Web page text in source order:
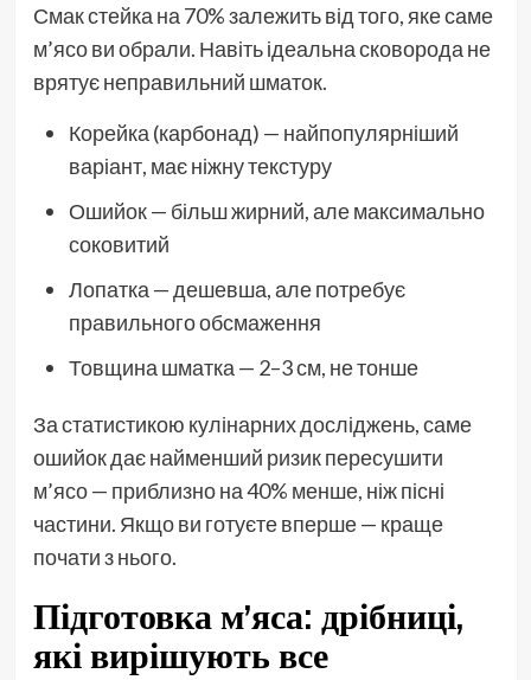
Смак стейка на 70% залежить від того, яке саме
м’ясо ви обрали. Навіть ідеальна сковорода не
врятує неправильний шматок.
Корейка (карбонад) — найпопулярніший
варіант, має ніжну текстуру
Ошийок — більш жирний, але максимально
соковитий
Лопатка — дешевша, але потребує
правильного обсмаження
Товщина шматка — 2–3 см, не тонше
За статистикою кулінарних досліджень, саме
ошийок дає найменший ризик пересушити
м’ясо — приблизно на 40% менше, ніж пісні
частини. Якщо ви готуєте вперше — краще
почати з нього.
Підготовка м’яса: дрібниці,
які вирішують все